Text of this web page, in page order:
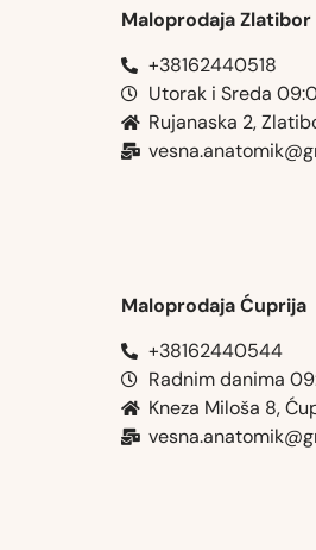
Maloprodaja Zlatibor
+38162440518
Utorak i Sreda
Rujanaska 2,
Maloprodaja Ćuprija
+38162440544
Radnim danima
Kneza Miloša 8,